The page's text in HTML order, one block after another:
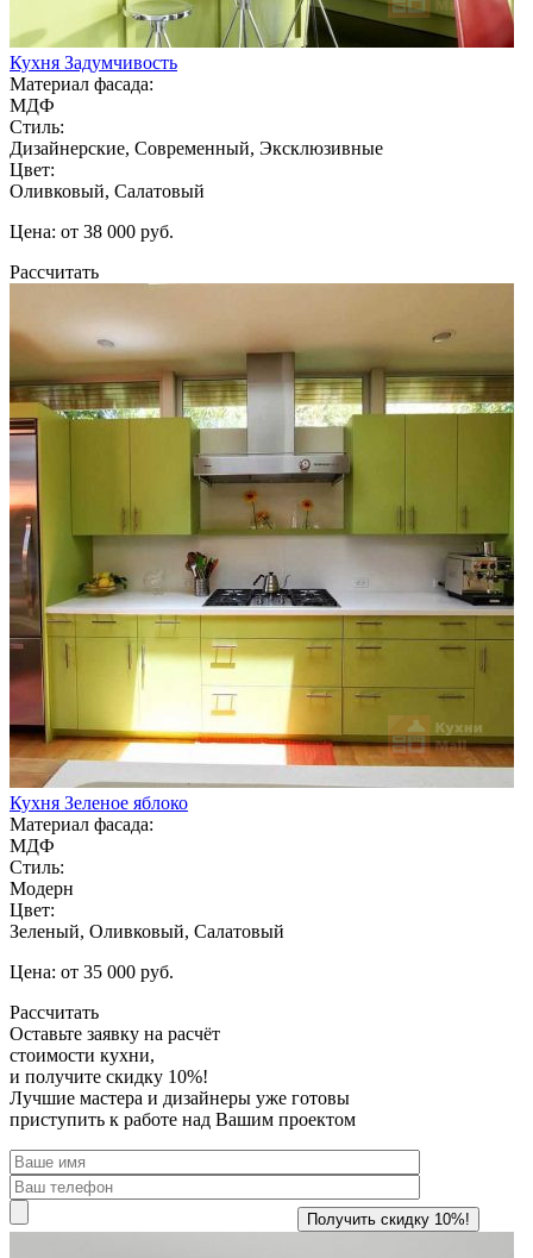
Кухня Задумчивость
Материал фасада:
МДФ
Стиль:
Дизайнерские, Современный, Эксклюзивные
Цвет:
Оливковый, Салатовый
Цена: от 38 000 руб.
Рассчитать
Кухня Зеленое яблоко
Материал фасада:
МДФ
Стиль:
Модерн
Цвет:
Зеленый, Оливковый, Салатовый
Цена: от 35 000 руб.
Рассчитать
Оставьте заявку на расчёт
стоимости кухни,
и получите скидку 10%!
Лучшие мастера и дизайнеры уже готовы
приступить к работе над Вашим проектом